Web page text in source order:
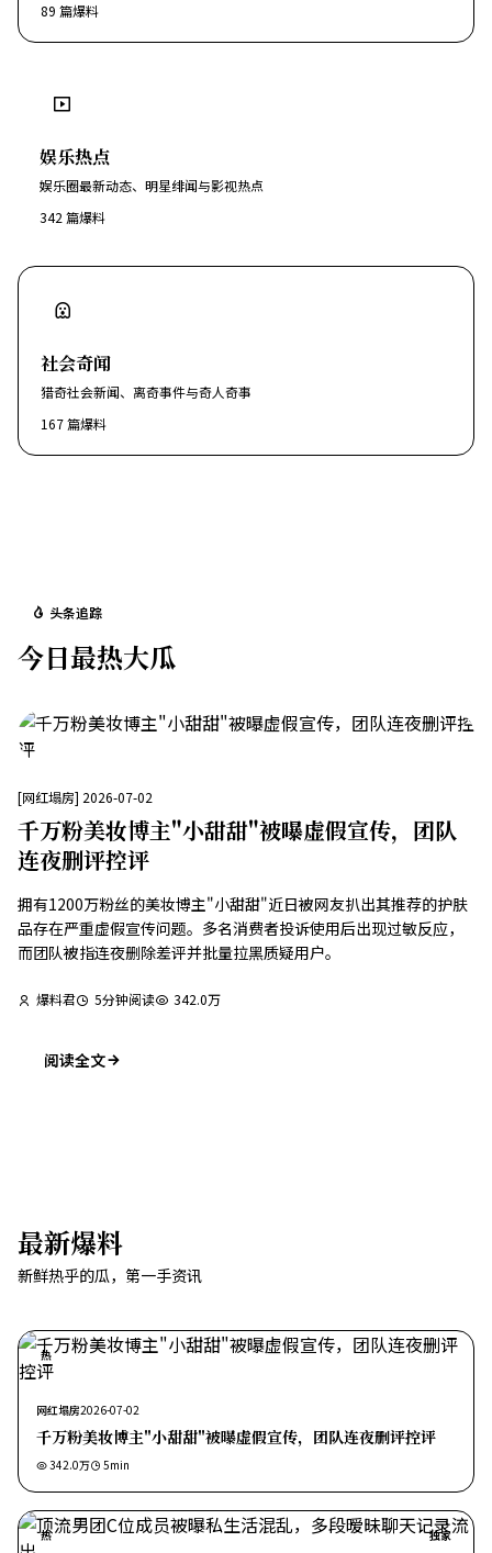
89 篇爆料
娱乐热点
娱乐圈最新动态、明星绯闻与影视热点
342 篇爆料
社会奇闻
猎奇社会新闻、离奇事件与奇人奇事
167篇爆料
头条追踪
今日最热大瓜
[网红塌房] 2026-07-02
千万粉美妆博主"小甜甜"被曝虚假宣传，团队
连夜删评控评
拥有1200万粉丝的美妆博主"小甜甜"近日被网友扒出其推荐的护肤
品存在严重虚假宣传问题。多名消费者投诉使用后出现过敏反应，
而团队被指连夜删除差评并批量拉黑质疑用户。
爆料君 5分钟阅读 342.0万
阅读全文
最新爆料
新鲜热乎的瓜，第一手资讯
热
网红塌房2026-07-02
千万粉美妆博主"小甜甜"被曝虚假宣传，团队连夜删评控评
342.0万 5min
热 独家